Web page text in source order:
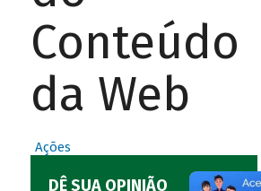
Conteúdo
da Web
Ações
DÊ SUA OPINIÃO